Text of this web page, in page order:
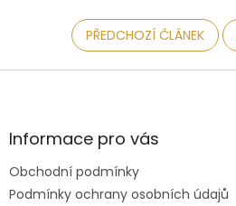
PŘEDCHOZÍ ČLÁNEK
Z
aInformace pro vás
Obchodní podmínky
Podmínky ochrany osobních údajů